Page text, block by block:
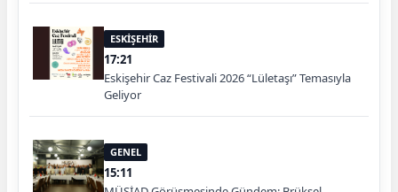
ESKİŞEHİR
17:21
Eskişehir Caz Festivali 2026 “Lületaşı” Temasıyla
Geliyor
GENEL
15:11